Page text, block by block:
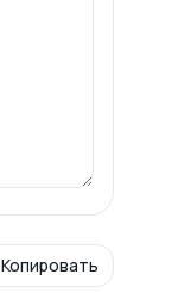
Копировать